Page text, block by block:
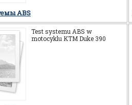
ABS
Test systemu ABS w
motocyklu KTM Duke 390